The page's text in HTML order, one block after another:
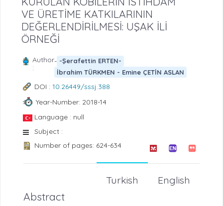
VE ÜRETİME KATKILARININ
DEĞERLENDİRİLMESİ: UŞAK İLİ
ÖRNEĞİ
Author
:
- -Şerafettin ERTEN-
İbrahim TÜRKMEN - Emine ÇETİN ASLAN
DOI : 10.26449/sssj.388
Year-Number: 2018-14
Language : null
Subject :
Number of pages: 624-634
English
Turkish
Abstract